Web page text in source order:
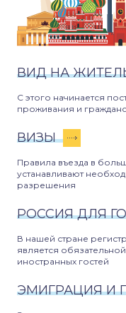
ВИД НА
С этого начинается
проживания и
ВИЗЫ
Правила въезда в
устанавливают
разрешения
РОССИЯ ДЛЯ
В нашей стране
является
иностранных гостей
ЭМИГРАЦИЯ И